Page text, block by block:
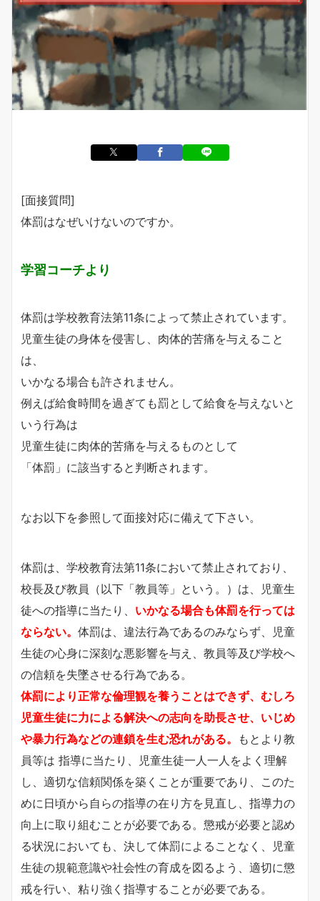
[面接質問]
体罰はなぜいけないのですか。
学習コーチより
体罰は学校教育法第11条によって禁止されています。
児童生徒の身体を侵害し、肉体的苦痛を与えること
は、
いかなる場合も許されません。
例えば給食時間を過ぎても罰として給食を与えないと
いう行為は
児童生徒に肉体的苦痛を与えるものとして
「体罰」に該当すると判断されます。
なお以下を参照して面接対応に備えて下さい。
体罰は、学校教育法第11条において禁止されており、
校長及び教員（以下「教員等」という。）は、児童生
徒への指導に当たり、 いかなる場合も体罰を行っては
ならない。 体罰は、違法行為であるのみならず、児童
生徒の心身に深刻な悪影響を与え、教員等及び学校へ
の信頼を失墜させる行為である。
体罰により正常な倫理観を養うことはできず、むしろ
児童生徒に力による解決への志向を助長させ、いじめ
や暴力行為などの連鎖を生む恐れがある。
もとより教
員等は 指導に当たり、児童生徒一人一人をよく理解
し、適切な信頼関係を築くことが重要であり、このた
めに日頃から自らの指導の在り方を見直し、指導力の
向上に取り組むことが必要である。懲戒が必要と認め
る状況においても、決して体罰によることなく、児童
生徒の規範意識や社会性の育成を図るよう、適切に懲
戒を行い、粘り強く指導することが必要である。